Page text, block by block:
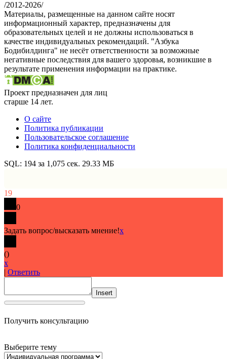
/2012-2026/
Материалы, размещенные на данном сайте носят
информационный характер, предназначены для
образовательных целей и не должны использоваться в
качестве индивидуальных рекомендаций. "Азбука
Бодибилдинга" не несёт ответственности за возможные
негативные последствия для вашего здоровья, возникшие в
результате применения информации на практике.
Проект предназначен для лиц
старше 14 лет.
О сайте
Политика публикации
Пользовательское соглашение
Политика конфиденциальности
SQL: 194 за 1,075 сек. 29.33 МБ
19
0
Задать вопрос/высказать мнение!x
()
x
| Ответить
Insert
Получить консультацию
Выберите тему